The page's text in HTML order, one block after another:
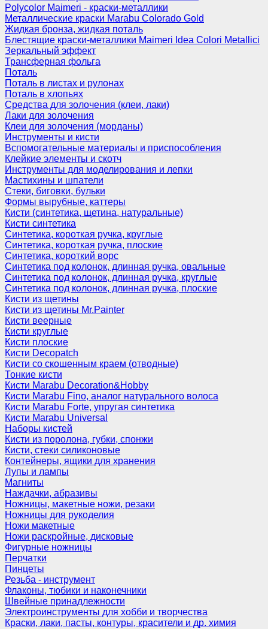
Polycolor Maimeri - краски-металлики
Металлические краски Marabu Colorado Gold
Жидкая бронза, жидкая поталь
Блестящие краски-металлики Maimeri Idea Colori Metallici
Зеркальный эффект
Трансферная фольга
Поталь
Поталь в листах и рулонах
Поталь в хлопьях
Средства для золочения (клеи, лаки)
Лаки для золочения
Клеи для золочения (морданы)
Инструменты и кисти
Вспомогательные материалы и приспособления
Клейкие элементы и скотч
Инструменты для моделирования и лепки
Мастихины и шпатели
Стеки, биговки, бульки
Формы вырубные, каттеры
Кисти (синтетика, щетина, натуральные)
Кисти синтетика
Синтетика, короткая ручка, круглые
Синтетика, короткая ручка, плоские
Синтетика, короткий ворс
Синтетика под колонок, длинная ручка, овальные
Синтетика под колонок, длинная ручка, круглые
Синтетика под колонок, длинная ручка, плоские
Кисти из щетины
Кисти из щетины Mr.Painter
Кисти веерные
Кисти круглые
Кисти плоские
Кисти Decopatch
Кисти со скошенным краем (отводные)
Тонкие кисти
Кисти Marabu Decoration&Hobby
Кисти Marabu Fino, аналог натурального волоса
Кисти Marabu Forte, упругая синтетика
Кисти Marabu Universal
Наборы кистей
Кисти из поролона, губки, спонжи
Кисти, стеки силиконовые
Контейнеры, ящики для хранения
Лупы и лампы
Магниты
Наждачки, абразивы
Ножницы, макетные ножи, резаки
Ножницы для рукоделия
Ножи макетные
Ножи раскройные, дисковые
Фигурные ножницы
Перчатки
Пинцеты
Резьба - инструмент
Флаконы, тюбики и наконечники
Швейные принадлежности
Электроинструменты для хобби и творчества
Краски, лаки, пасты, контуры, красители и др. химия